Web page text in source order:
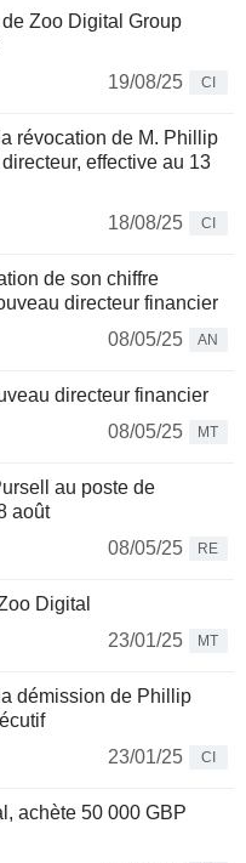
Zoo Digital Group
19/08/25
CI
révocation de M. Phillip
effective au 13
18/08/25
CI
de son chiffre
directeur financier
08/05/25
AN
directeur financier
08/05/25
MT
au poste de
août
08/05/25
RE
Digital
23/01/25
MT
démission de Phillip
23/01/25
CI
achète 50 000 GBP